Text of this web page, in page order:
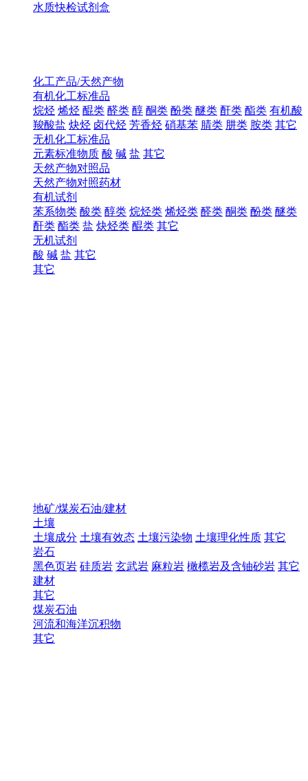
水质快检试剂盒
化工产品/天然产物
有机化工标准品
烷烃 烯烃 醌类 醛类 醇 酮类 酚类 醚类 酐类 酯类 有机酸
羧酸盐 炔烃 卤代烃 芳香烃 硝基苯 腈类 肼类 胺类 其它
无机化工标准品
元素标准物质 酸 碱 盐 其它
天然产物对照品
天然产物对照药材
有机试剂
苯系物类 酸类 醇类 烷烃类 烯烃类 醛类 酮类 酚类 醚类
酐类 酯类 盐 炔烃类 醌类 其它
无机试剂
酸 碱 盐 其它
其它
地矿/煤炭石油/建材
土壤
土壤成分 土壤有效态 土壤污染物 土壤理化性质 其它
岩石
黑色页岩 硅质岩 玄武岩 麻粒岩 橄榄岩及含铀砂岩 其它
建材
其它
煤炭石油
河流和海洋沉积物
其它